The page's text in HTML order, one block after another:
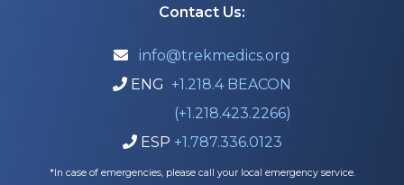
Contact Us:
 info@trekmedics.org
 ENG +1.218.4 BEACON
(+1.218.423.2266)
 ESP +1.787.336.0123
*In case of emergencies, please call your local emergency service.